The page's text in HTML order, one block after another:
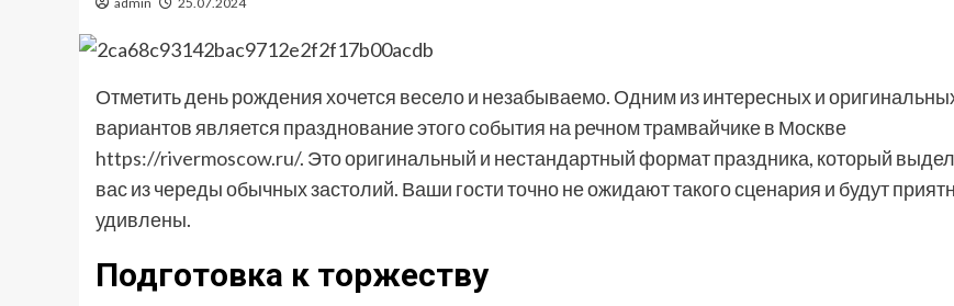
Отметить день рождения хочется весело и незабываемо. Одним из интересных и
вариантов является празднование этого события на речном трамвайчике в Москве
https://rivermoscow.ru/. Это оригинальный и нестандартный формат праздника, который
вас из череды обычных застолий. Ваши гости точно не ожидают такого сценария и будут
удивлены.
Подготовка к торжеству